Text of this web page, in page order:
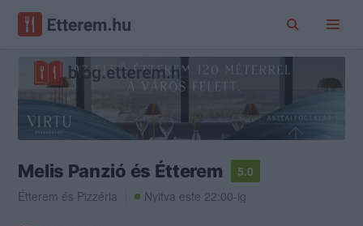
Melis Panzió és Étterem
5.0
Étterem és Pizzéria Nyitva este 22:00-ig